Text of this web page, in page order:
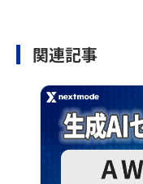
関連記事